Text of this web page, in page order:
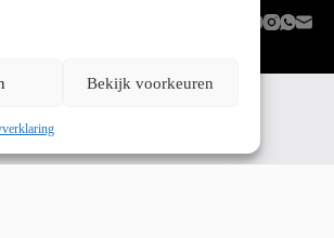
Bekijk voorkeuren
- Made by Jim ter Mors